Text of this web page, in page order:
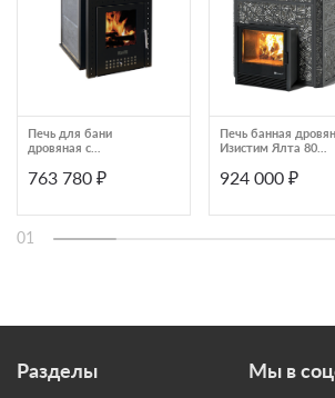
Печь для бани
дровяная с
талькомагнезит
763 780 ₽
Печь банная
Изистим Ялта 80
924 000 ₽
01
Разделы Мы в